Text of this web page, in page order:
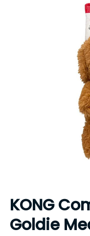
KONG
Goldie